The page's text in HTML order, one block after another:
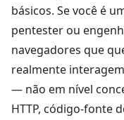
básicos. Se você é
pentester ou
navegadores que
realmente
— não em nível
HTTP, código-fonte